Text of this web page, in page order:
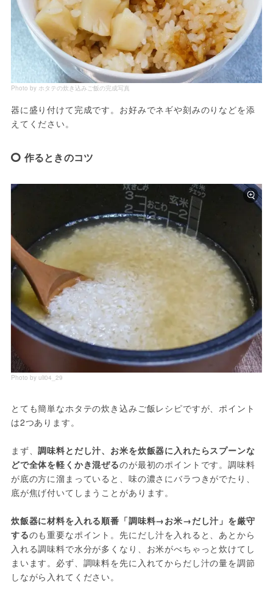
Photo by ホタテの炊き込みご飯の完成写真
器に盛り付けて完成です。お好みでネギや刻みのりなどを添
えてください。
作るときのコツ
Photo by uli04_29
とても簡単なホタテの炊き込みご飯レシピですが、ポイント
は2つあります。
まず、調味料とだし汁、お米を炊飯器に入れたらスプーンな
どで全体を軽くかき混ぜるのが最初のポイントです。調味料
が底の方に溜まっていると、味の濃さにバラつきがでたり、
底が焦げ付いてしまうことがあります。
炊飯器に材料を入れる順番「調味料→お米→だし汁」を厳守
するのも重要なポイント。先にだし汁を入れると、あとから
入れる調味料で水分が多くなり、お米がべちゃっと炊けてし
まいます。必ず、調味料を先に入れてからだし汁の量を調節